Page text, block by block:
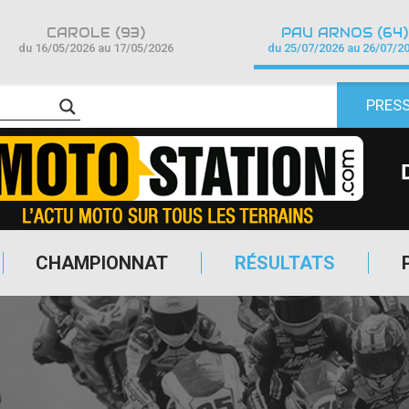
CHAMPIONNAT RÉSULTATS
CAROLE (93)
du 16/05/2026 au 17/05/2026
PAU ARNOS (64)
du 25/07/2026 au 26/07/